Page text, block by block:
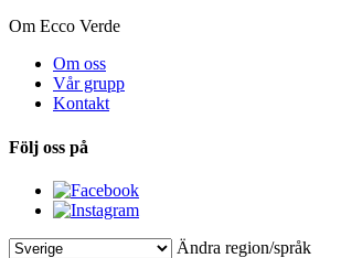
Om Ecco Verde
Om oss
Vår grupp
Kontakt
Följ oss på
Ändra region/språk